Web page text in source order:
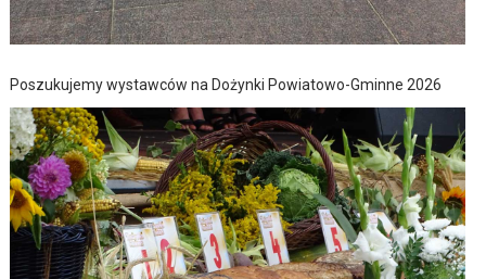
Poszukujemy wystawców na Dożynki Powiatowo-Gminne 2026